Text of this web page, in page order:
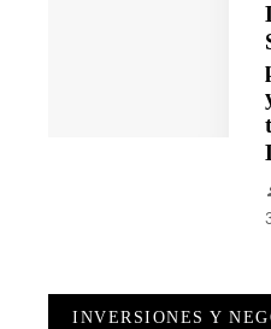
INVERSIONES Y